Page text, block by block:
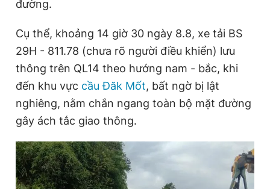
đường.
Cụ thể, khoảng 14 giờ 30 ngày 8.8, xe tải BS
29H - 811.78 (chưa rõ người điều khiển) lưu
thông trên QL14 theo hướng nam - bắc, khi
đến khu vực cầu Đăk Mốt, bất ngờ bị lật
nghiêng, nằm chắn ngang toàn bộ mặt đường
gây ách tắc giao thông.